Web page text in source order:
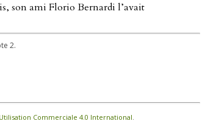
son ami Florio Bernardi l’avait
2.
Commerciale 4.0 International.